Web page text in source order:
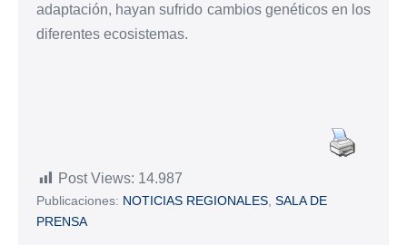
adaptación, hayan sufrido cambios genéticos en los
diferentes ecosistemas.
Post Views: 14.987
Publicaciones: NOTICIAS REGIONALES SALA DE
PRENSA